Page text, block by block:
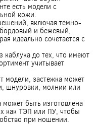
есть модели с
кожи.
включая темно-
и бежевый,
идеально сочетается с
каблука до тех, что имеют
учитывает
модели, застежка может
шнуровки, молнии или
быть изготовлена
как ТЭП или ПУ, чтобы
при ношении.